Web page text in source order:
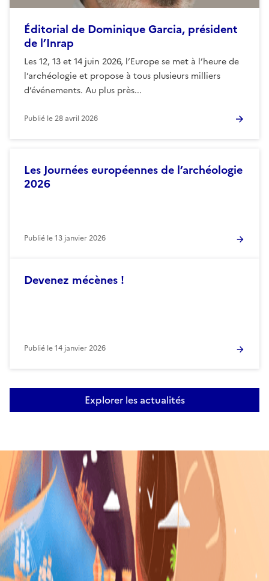
Éditorial de Dominique Garcia, président
de l’Inrap
Les 12, 13 et 14 juin 2026, l’Europe se met à l’heure de
l’archéologie et propose à tous plusieurs milliers
d’événements. Au plus près...
Publié le28 avril 2026
Les Journées européennes de l’archéologie
2026
Publié le13 janvier 2026
Devenez mécènes !
Publié le14 janvier 2026
Explorer les actualités